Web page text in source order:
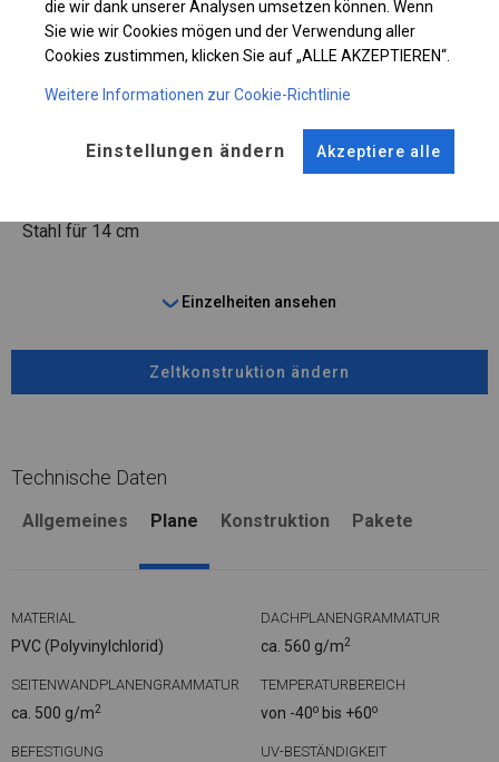
WINTER
Stahl ca.fi 50 mm Stahl ca.fi 54 mm
Stahl für 14 cm
Einzelheiten ansehen
Zeltkonstruktion ändern
Technische Daten
Allgemeines Plane Konstruktion Pakete
MATERIAL
PVC (Polyvinylchlorid)
DACHPLANENGRAMMATUR
ca. 560 g/m2
SEITENWANDPLANENGRAMMATUR
ca. 500 g/m2
TEMPERATURBEREICH
von -40o bis +60o
BEFESTIGUNG UV-BESTÄNDIGKEIT
die wir dank unserer Analysen umsetzen können. Wenn
Sie wie wir Cookies mögen und der Verwendung aller
Cookies zustimmen, klicken Sie auf „ALLE AKZEPTIEREN“.
Weitere Informationen zur Cookie-Richtlinie
Einstellungen ändern Akzeptiere alle